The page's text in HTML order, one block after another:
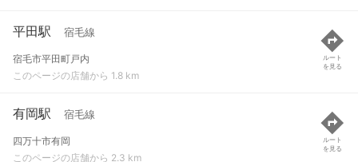
平田駅 宿毛線
宿毛市平田町戸内
このページの店舗から 1.8 km
ルート
を見る
有岡駅 宿毛線
四万十市有岡
このページの店舗から 2.3 km
ルート
を見る